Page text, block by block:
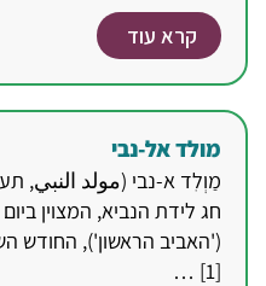
קרא עוד
מולד אל-נבי
מַוְלִד א-נבי (مولد النبي,
('האביב הראשון'), החודש
[1] …